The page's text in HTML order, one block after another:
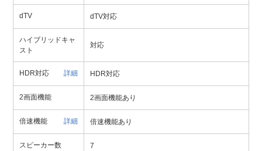
dTV dTV対応
ハイブリッドキャ
スト
対応
HDR対応 詳細 HDR対応
2画面機能 2画面機能あり
倍速機能 詳細 倍速機能あり
スピーカー数 7